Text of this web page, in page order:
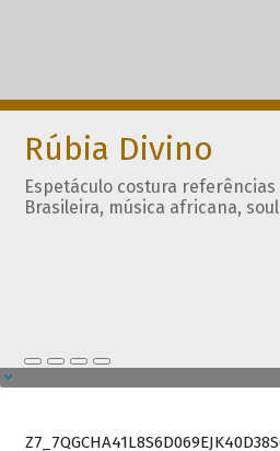
Rúbia Divino
Espetáculo costura
Brasileira, música africana,